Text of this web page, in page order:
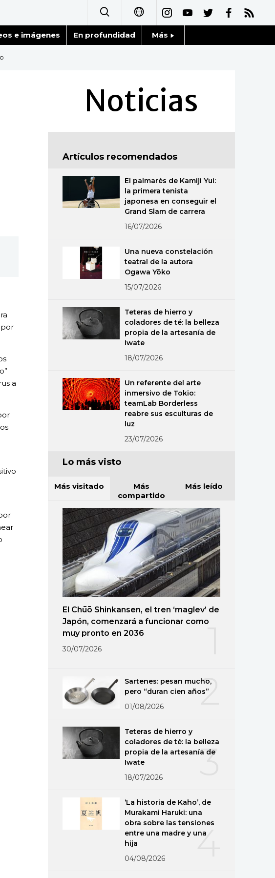
日本語
简体字
繁體字
العربية
Русский
e imágenes En profundidad Más
Fragmentos de Japón
Gente
Blog
Tokio
Avisos
por
a
Noticias
Artículos recomendados
El palmarés de Kamiji Yui:
la primera tenista
japonesa en conseguir el
Grand Slam de carrera
16/07/2026
Una nueva constelación
teatral de la autora
Ogawa Yōko
15/07/2026
Teteras de hierro y
coladores de té: la belleza
propia de la artesanía de
Iwate
18/07/2026
Un referente del arte
inmersivo de Tokio:
teamLab Borderless
reabre sus esculturas de
luz
23/07/2026
Lo más visto
Más visitado
Más
compartido
Más leído
El Chūō Shinkansen, el tren ‘maglev’ de
Japón, comenzará a funcionar como
muy pronto en 2036
30/07/2026
2
Sartenes: pesan mucho,
pero “duran cien años”
01/08/2026
3
Teteras de hierro y
coladores de té: la belleza
propia de la artesanía de
Iwate
18/07/2026
4
‘La historia de Kaho’, de
Murakami Haruki: una
obra sobre las tensiones
entre una madre y una
hija
04/08/2026